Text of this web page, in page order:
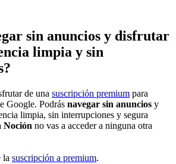
sin anuncios y disfrutar
limpia y sin
de una suscripción premium para
Google. Podrás navegar sin anuncios y
limpia, sin interrupciones y segura
Noción no vas a acceder a ninguna otra
la suscripción a premium.